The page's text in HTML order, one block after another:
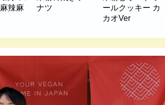
辣麻
ナツ
ールクッキー カ
カオVer